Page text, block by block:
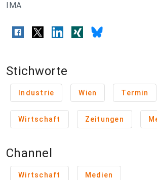
IMA
Stichworte
Industrie Wien Termin
Wirtschaft Zeitungen
Channel
Wirtschaft Medien